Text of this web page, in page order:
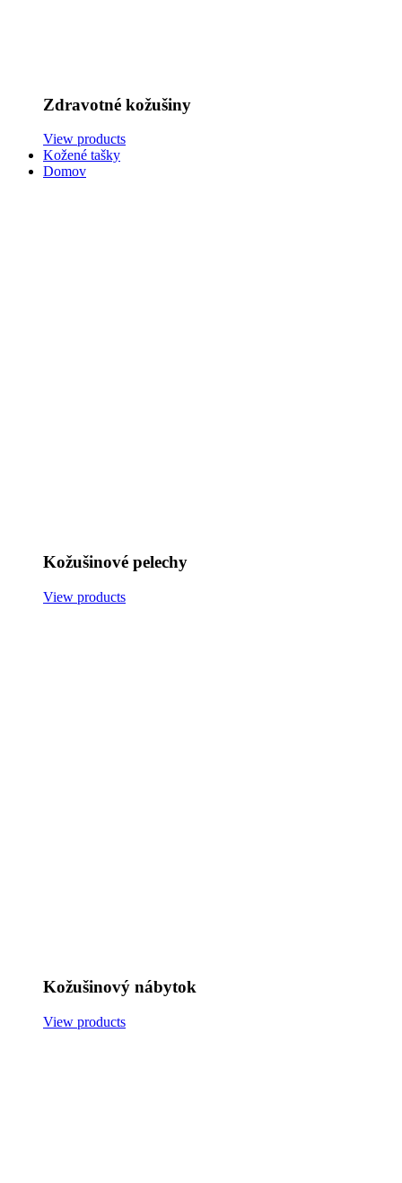
Zdravotné kožušiny
View products
Kožené tašky
Domov
Kožušinové pelechy
View products
Kožušinový nábytok
View products